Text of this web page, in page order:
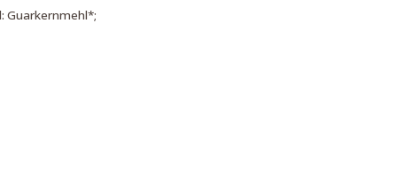
Guarkernmehl*;